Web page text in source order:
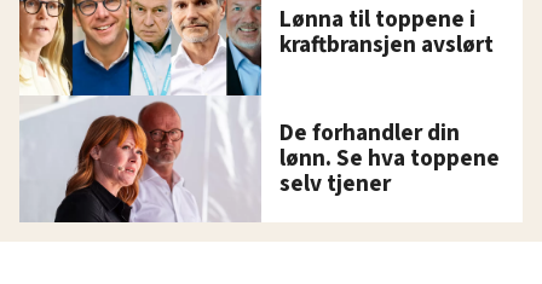
Lønna til toppene i
kraftbransjen avslørt
De forhandler din
lønn. Se hva toppene
selv tjener